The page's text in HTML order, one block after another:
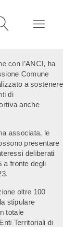
con l’ANCI, ha
Comune
a sostenere
di
anche
associata, le
presentare
deliberati
a fronte degli
oltre 100
stipulare
totale
Territoriali di